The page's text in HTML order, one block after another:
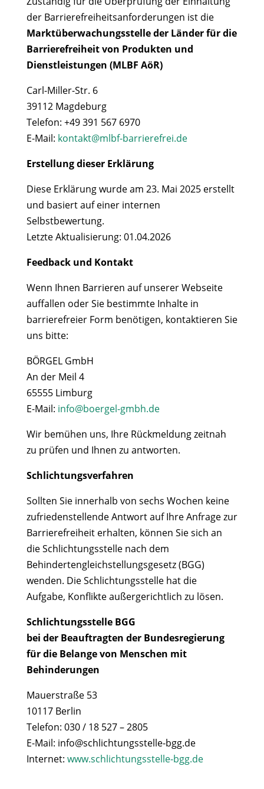
der Barrierefreiheitsanforderungen ist die
Marktüberwachungsstelle der Länder für die
Barrierefreiheit von Produkten und
Dienstleistungen (MLBF AöR)
Carl-Miller-Str. 6
39112 Magdeburg
Telefon: +49 391 567 6970
E-Mail: kontakt@mlbf-barrierefrei.de
Erstellung dieser Erklärung
Diese Erklärung wurde am 23. Mai 2025 erstellt
und basiert auf einer internen
Selbstbewertung.
Letzte Aktualisierung: 01.04.2026
Feedback und Kontakt
Wenn Ihnen Barrieren auf unserer Webseite
auffallen oder Sie bestimmte Inhalte in
barrierefreier Form benötigen, kontaktieren Sie
uns bitte:
BÖRGEL GmbH
An der Meil 4
65555 Limburg
E-Mail: info@boergel-gmbh.de
Wir bemühen uns, Ihre Rückmeldung zeitnah
zu prüfen und Ihnen zu antworten.
Schlichtungsverfahren
Sollten Sie innerhalb von sechs Wochen keine
zufriedenstellende Antwort auf Ihre Anfrage zur
Barrierefreiheit erhalten, können Sie sich an
die Schlichtungsstelle nach dem
Behindertengleichstellungsgesetz (BGG)
wenden. Die Schlichtungsstelle hat die
Aufgabe, Konflikte außergerichtlich zu lösen.
Schlichtungsstelle BGG
bei der Beauftragten der Bundesregierung
für die Belange von Menschen mit
Behinderungen
Mauerstraße 53
10117 Berlin
Telefon: 030 / 18 527 – 2805
E-Mail: info@schlichtungsstelle-bgg.de
Internet: www.schlichtungsstelle-bgg.de